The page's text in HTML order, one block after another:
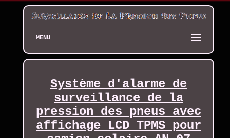
MENU
Système d'alarme de
surveillance de la
pression des pneus avec
affichage LCD TPMS pour